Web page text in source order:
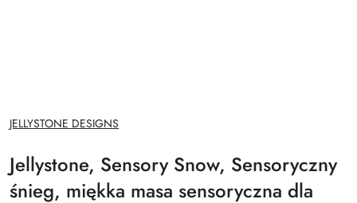
NAZWA
PRODUCENTA:
JELLYSTONE DESIGNS
Jellystone, Sensory Snow, Sensoryczny
śnieg, miękka masa sensoryczna dla